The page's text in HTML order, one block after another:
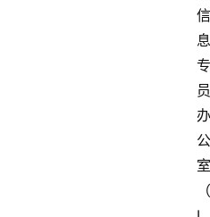
信
息
专
员
办
公
室
（